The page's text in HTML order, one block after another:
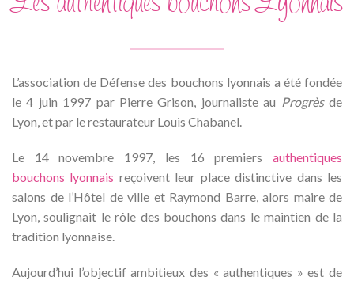
Les authentiques bouchons Lyonnais
L’association de Défense des bouchons lyonnais a été fondée
le 4 juin 1997 par Pierre Grison, journaliste au Progrèsde
Lyon, et par le restaurateur Louis Chabanel.
Le 14 novembre 1997, les 16 premiers authentiques
bouchons lyonnais reçoivent leur place distinctive dans les
salons de l’Hôtel de ville et Raymond Barre, alors maire de
Lyon, soulignait le rôle des bouchons dans le maintien de la
tradition lyonnaise.
Aujourd’hui l’objectif ambitieux des « authentiques » est de